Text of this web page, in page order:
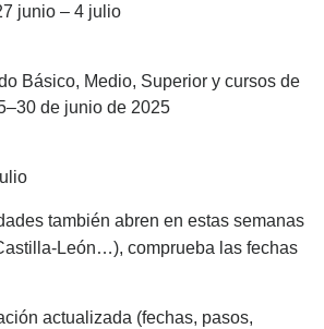
junio – 4 julio
Básico, Medio, Superior y cursos de
de junio de 2025
también abren en estas semanas
comprueba las fechas
actualizada (fechas, pasos,